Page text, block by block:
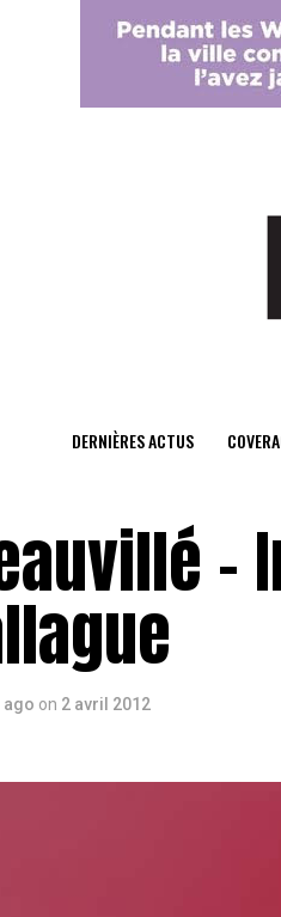
DERNIÈRES ACTUS
ago on 2 avril 2012